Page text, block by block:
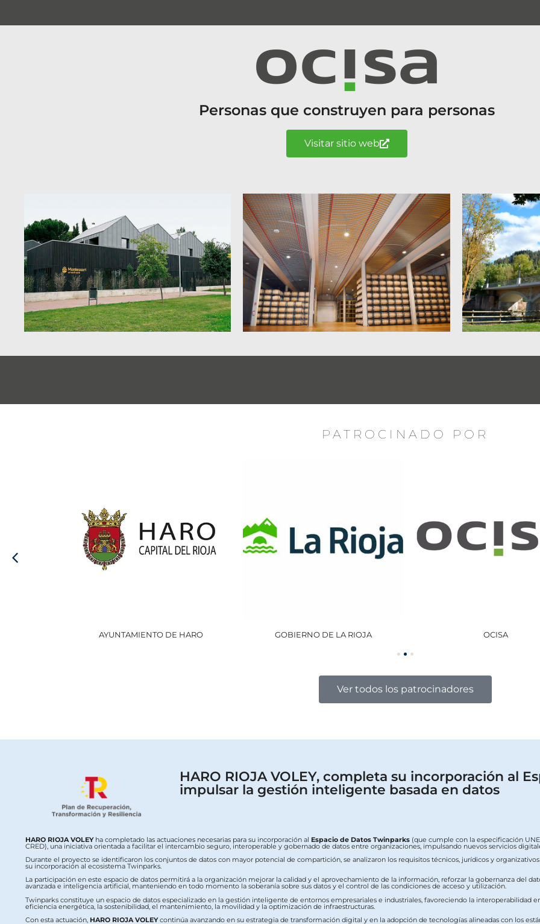
Personas que construyen para personas
Visitar sitio web
PATROCINADO POR
AYUNTAMIENTO DE HARO GOBIERNO DE LA RIOJA OCISA
Ver todos los patrocinadores
HARO RIOJA VOLEY, completa su incorporación al
impulsar la gestión inteligente basada en datos
HARO RIOJA VOLEYha completado las actuaciones necesarias para su incorporación al Espacio de Datos Twinparks (que cumple con la especificación
CRED), una iniciativa orientada a facilitar el intercambio seguro, interoperable y gobernado de datos entre organizaciones, impulsando nuevos servicios
Durante el proyecto se identificaron los conjuntos de datos con mayor potencial de compartición, se analizaron los requisitos técnicos, jurídicos y
su incorporación al ecosistema Twinparks.
La participación en este espacio de datos permitirá a la organización mejorar la calidad y el aprovechamiento de la información, reforzar la gobernanza del
avanzada e inteligencia artificial, manteniendo en todo momento la soberanía sobre sus datos y el control de las condiciones de acceso y utilización.
Twinparks constituye un espacio de datos especializado en la gestión inteligente de entornos empresariales e industriales, favoreciendo la interoperabilidad
eficiencia energética, la sostenibilidad, el mantenimiento, la movilidad y la optimización de infraestructuras.
Con esta actuación, HARO RIOJA VOLEYcontinúa avanzando en su estrategia de transformación digital y en la adopción de tecnologías alineadas con los